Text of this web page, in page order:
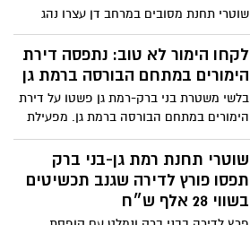
פרץ לדירה בבני ברק ונמלט עם קופסת
משטרת בני ברק-רמת גן; החקירה הסתיימה
והוגש נגדו כתב אישום
אבנים הושלכו לעבר השוטרים
בהפגנה נגד הגיוס בכביש 4
השלכת אבנים לעבר כוחות המשטרה תוך